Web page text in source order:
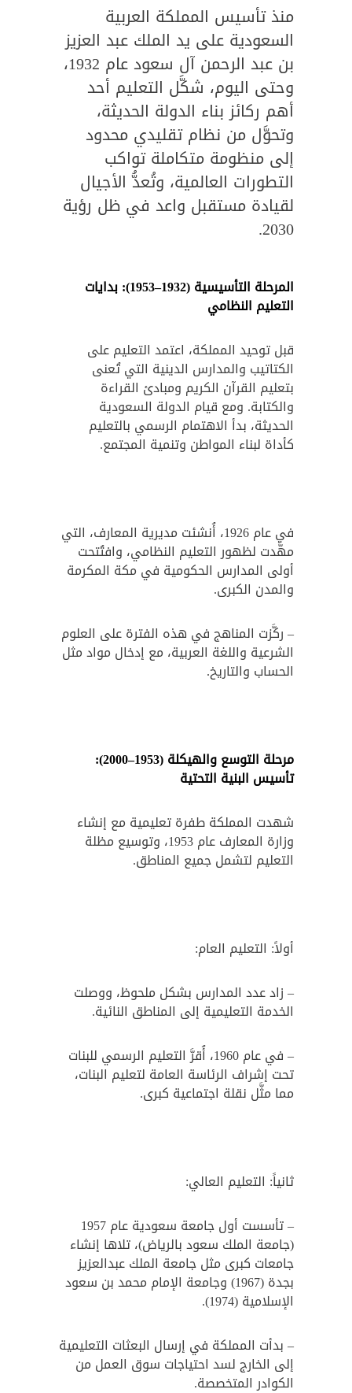
منذ تأسيس المملكة العربية
السعودية على يد الملك عبد العزيز
بن عبد الرحمن آل سعود عام 1932،
وحتى اليوم، شكَّل التعليم أحد
أهم ركائز بناء الدولة الحديثة،
وتحوَّل من نظام تقليدي محدود
إلى منظومة متكاملة تواكب
التطورات العالمية، وتُعدُّ الأجيال
لقيادة مستقبل واعد في ظل رؤية
2030.
المرحلة التأسيسية (1932–1953): بدايات
التعليم النظامي
قبل توحيد المملكة، اعتمد التعليم على
الكتاتيب والمدارس الدينية التي تُعنى
بتعليم القرآن الكريم ومبادئ القراءة
والكتابة. ومع قيام الدولة السعودية
الحديثة، بدأ الاهتمام الرسمي بالتعليم
كأداة لبناء المواطن وتنمية المجتمع.
في عام 1926، أُنشئت مديرية المعارف، التي
مهَّدت لظهور التعليم النظامي، وافتُتحت
أولى المدارس الحكومية في مكة المكرمة
والمدن الكبرى.
– ركَّزت المناهج في هذه الفترة على العلوم
الشرعية واللغة العربية، مع إدخال مواد مثل
الحساب والتاريخ.
مرحلة التوسع والهيكلة (1953–2000):
تأسيس البنية التحتية
شهدت المملكة طفرة تعليمية مع إنشاء
وزارة المعارف عام 1953، وتوسيع مظلة
التعليم لتشمل جميع المناطق.
أولاً: التعليم العام:
– زاد عدد المدارس بشكل ملحوظ، ووصلت
الخدمة التعليمية إلى المناطق النائية.
– في عام 1960، أُقرَّ التعليم الرسمي للبنات
تحت إشراف الرئاسة العامة لتعليم البنات،
مما مثَّل نقلة اجتماعية كبرى.
ثانياً: التعليم العالي:
– تأسست أول جامعة سعودية عام 1957
(جامعة الملك سعود بالرياض)، تلاها إنشاء
جامعات كبرى مثل جامعة الملك عبدالعزيز
بجدة (1967) وجامعة الإمام محمد بن سعود
الإسلامية (1974).
– بدأت المملكة في إرسال البعثات التعليمية
إلى الخارج لسد احتياجات سوق العمل من
الكوادر المتخصصة.